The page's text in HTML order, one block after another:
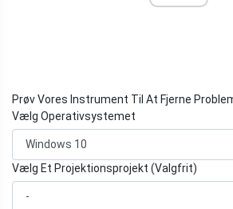
Prøv Vores Instrument Til At Fjerne
Vælg Operativsystemet
Vælg Et Projektionsprojekt (Valgfrit)